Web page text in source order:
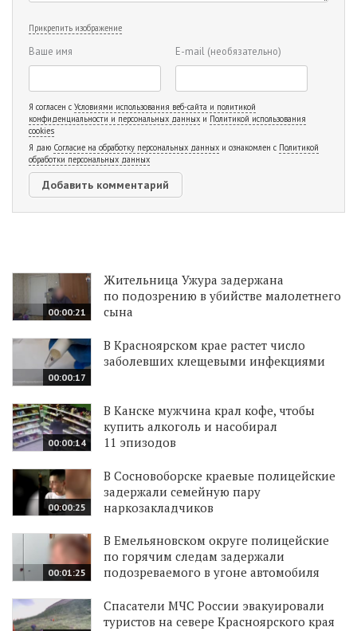
Прикрепить изображение
Ваше имя E-mail (необязательно)
Я согласен с Условиями использования веб-сайта и политикой
конфиденциальности и персональных данных и Политикой использования
cookies
Я даю Согласие на обработку персональных данных и ознакомлен с Политикой
обработки персональных данных
00:00:21
Жительница Ужура задержана
по подозрению в убийстве малолетнего
сына
00:00:17
В Красноярском крае растет число
заболевших клещевыми инфекциями
00:00:14
В Канске мужчина крал кофе, чтобы
купить алкоголь и насобирал
11 эпизодов
00:00:25
В Сосновоборске краевые полицейские
задержали семейную пару
наркозакладчиков
00:01:25
В Емельяновском округе полицейские
по горячим следам задержали
подозреваемого в угоне автомобиля
Спасатели МЧС России эвакуировали
туристов на севере Красноярского края